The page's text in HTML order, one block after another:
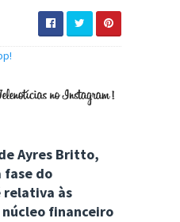
Ayres Britto,
fase do
relativa às
financeiro